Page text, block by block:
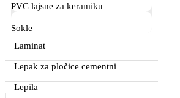
PVC lajsne za keramiku
Sokle
Laminat
Lepak za pločice cementni
Lepila